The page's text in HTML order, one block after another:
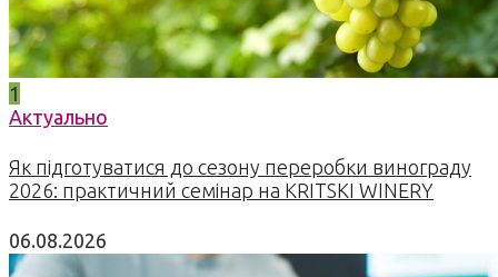
1
Актуально
Як підготуватися до сезону переробки винограду
2026: практичний семінар на KRITSKI WINERY
06.08.2026